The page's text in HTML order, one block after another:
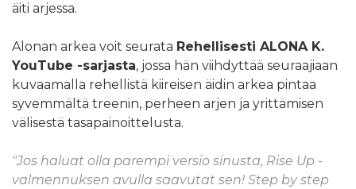
äiti arjessa.
Alonan arkea voit seurata Rehellisesti ALONA K.
YouTube -sarjasta, jossa hän viihdyttää seuraajiaan
kuvaamalla rehellistä kiireisen äidin arkea pintaa
syvemmältä treenin, perheen arjen ja yrittämisen
välisestä tasapainoittelusta.
"Jos haluat olla parempi versio sinusta, Rise Up -
valmennuksen avulla saavutat sen! Step by step